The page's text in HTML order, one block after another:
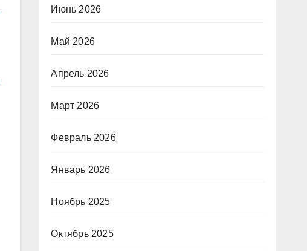
Июнь 2026
Май 2026
Апрель 2026
Март 2026
Февраль 2026
Январь 2026
Ноябрь 2025
Октябрь 2025